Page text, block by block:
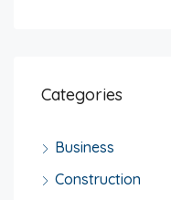
Categories
Business
Construction